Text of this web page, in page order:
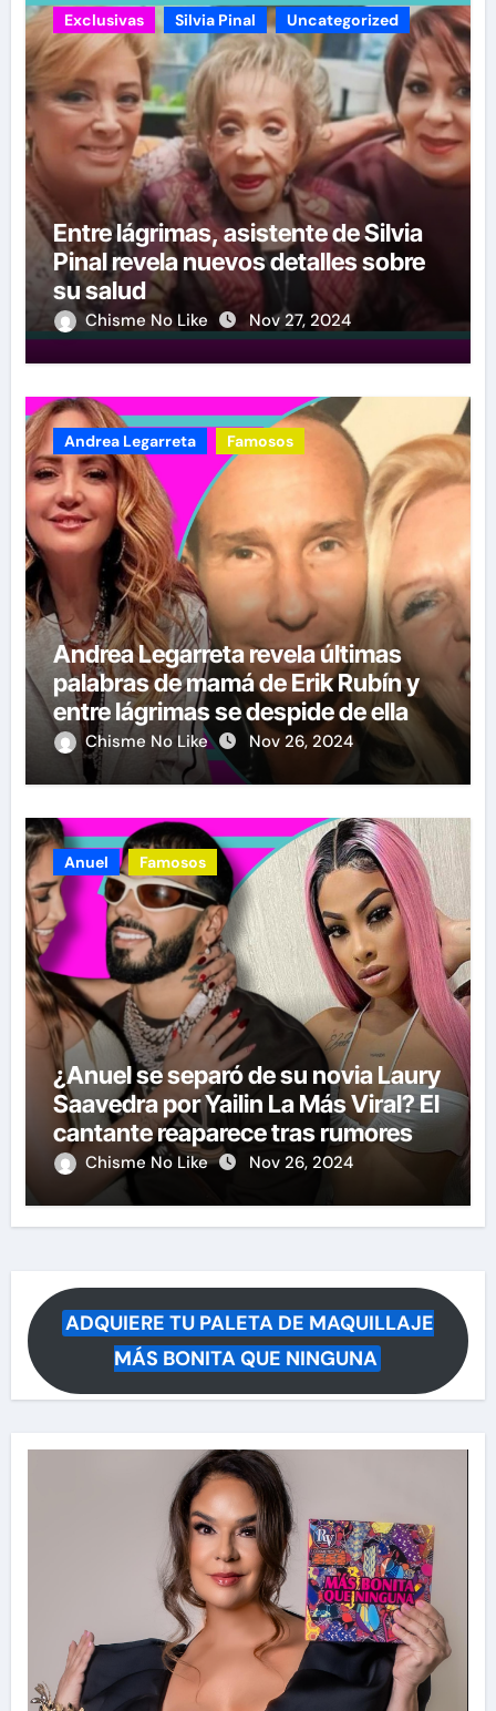
Exclusivas Silvia Pinal Uncategorized
Entre lágrimas, asistente de Silvia
Pinal revela nuevos detalles sobre
su salud
Chisme No Like Nov 27, 2024
Andrea Legarreta Famosos
Andrea Legarreta revela últimas
palabras de mamá de Erik Rubín y
entre lágrimas se despide de ella
Chisme No Like Nov 26, 2024
Anuel Famosos
¿Anuel se separó de su novia Laury
Saavedra por Yailin La Más Viral? El
cantante reaparece tras rumores
Chisme No Like Nov 26, 2024
ADQUIERE TU PALETA DE MAQUILLAJE
MÁS BONITA QUE NINGUNA